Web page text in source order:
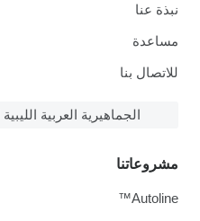
نبذة عنا
مساعدة
للاتصال بنا
الجماهيرية العربية
مشروعاتنا
Autoline™